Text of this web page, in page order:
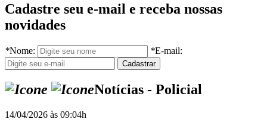
Cadastre seu e-mail e receba nossas
novidades
*Nome: *E-mail:
Notícias - Policial
14/04/2026 às 09:04h